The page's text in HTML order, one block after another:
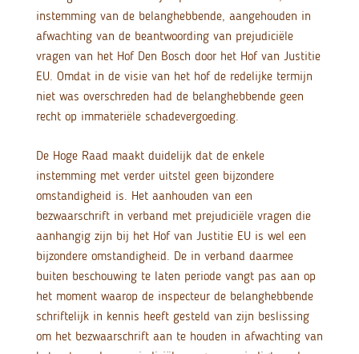
instemming van de belanghebbende, aangehouden in
afwachting van de beantwoording van prejudiciële
vragen van het Hof Den Bosch door het Hof van Justitie
EU. Omdat in de visie van het hof de redelijke termijn
niet was overschreden had de belanghebbende geen
recht op immateriële schadevergoeding.
De Hoge Raad maakt duidelijk dat de enkele
instemming met verder uitstel geen bijzondere
omstandigheid is. Het aanhouden van een
bezwaarschrift in verband met prejudiciële vragen die
aanhangig zijn bij het Hof van Justitie EU is wel een
bijzondere omstandigheid. De in verband daarmee
buiten beschouwing te laten periode vangt pas aan op
het moment waarop de inspecteur de belanghebbende
schriftelijk in kennis heeft gesteld van zijn beslissing
om het bezwaarschrift aan te houden in afwachting van